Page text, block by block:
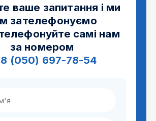
ваше запитання і ми
зателефонуємо
самі нам
за номером
(050) 697-78-54